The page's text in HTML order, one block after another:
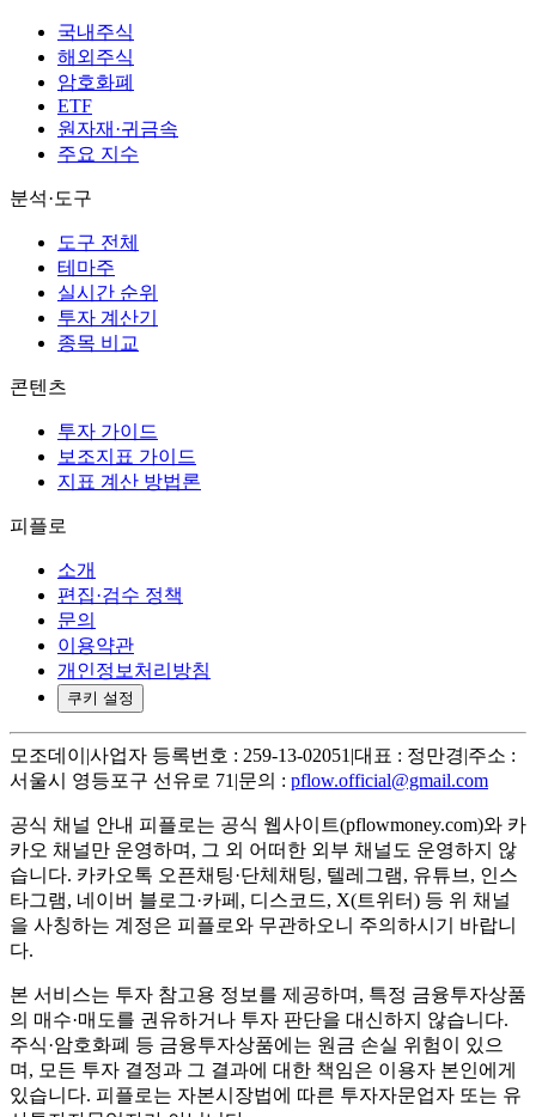
국내주식
해외주식
암호화폐
ETF
원자재·귀금속
주요 지수
분석·도구
도구 전체
테마주
실시간 순위
투자 계산기
종목 비교
콘텐츠
투자 가이드
보조지표 가이드
지표 계산 방법론
피플로
소개
편집·검수 정책
문의
이용약관
개인정보처리방침
쿠키 설정
모조데이 |사업자 등록번호 : 259-13-02051 |대표 : 정만경|주소 :
서울시 영등포구 선유로 71 |문의 : pflow.official@gmail.com
공식 채널 안내 피플로는 공식 웹사이트(pflowmoney.com)와 카
카오 채널만 운영하며, 그 외 어떠한 외부 채널도 운영하지 않
습니다. 카카오톡 오픈채팅·단체채팅, 텔레그램, 유튜브, 인스
타그램, 네이버 블로그·카페, 디스코드, X(트위터) 등 위 채널
을 사칭하는 계정은 피플로와 무관하오니 주의하시기 바랍니
다.
본 서비스는 투자 참고용 정보를 제공하며, 특정 금융투자상품
의 매수·매도를 권유하거나 투자 판단을 대신하지 않습니다.
주식·암호화폐 등 금융투자상품에는 원금 손실 위험이 있으
며, 모든 투자 결정과 그 결과에 대한 책임은 이용자 본인에게
있습니다. 피플로는 자본시장법에 따른 투자자문업자 또는 유